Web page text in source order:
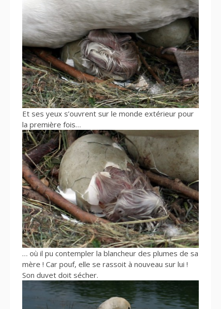
Et ses yeux s’ouvrent sur le monde extérieur pour
la première fois…
… où il pu contempler la blancheur des plumes de sa
mère ! Car pouf, elle se rassoit à nouveau sur lui !
Son duvet doit sécher.